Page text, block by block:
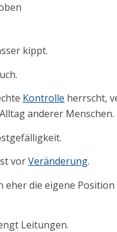
kippt.
Kontrolle herrscht,
anderer Menschen.
vorVeränderung.
eher die eigene Position
Leitungen.